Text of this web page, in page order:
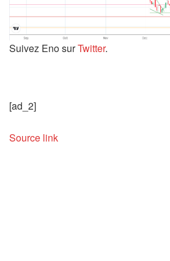
Suivez Eno surTwitter.
[ad_2]
Source link